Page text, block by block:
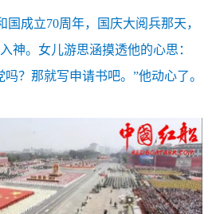
国成立70周年，国庆大阅兵那天，
神。女儿游思涵摸透他的心思：
？那就写申请书吧。”他动心了。